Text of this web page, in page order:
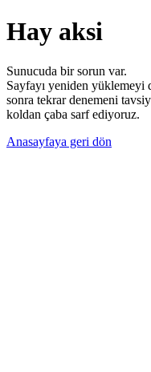
Hay aksi
Sunucuda bir sorun var.
Sayfayı yeniden yüklemeyi
sonra tekrar denemeni
koldan çaba sarf ediyoruz.
Anasayfaya geri dön